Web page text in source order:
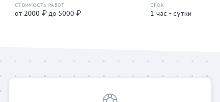
от 2000 ₽ до 5000 ₽ 1 час - сутки